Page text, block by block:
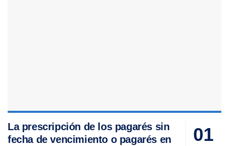
La prescripción de los pagarés sin
fecha de vencimiento o pagarés en